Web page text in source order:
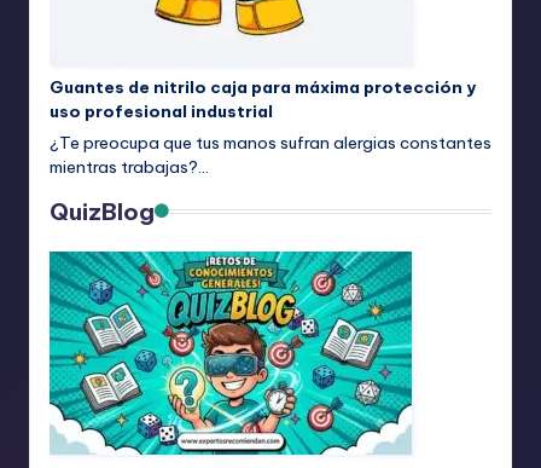
Guantes de nitrilo caja para máxima protección y
uso profesional industrial
¿Te preocupa que tus manos sufran alergias constantes
mientras trabajas?…
QuizBlog